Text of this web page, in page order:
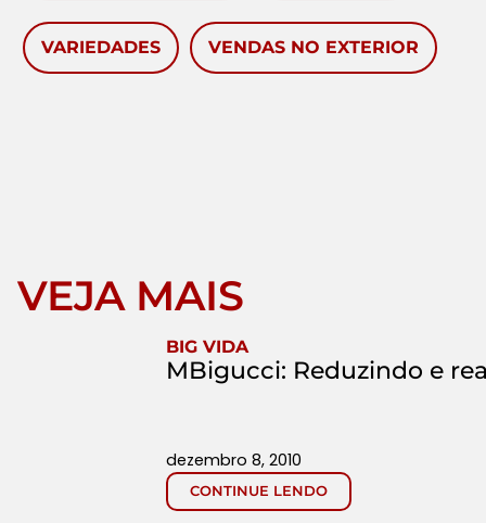
VARIEDADES VENDAS NO EXTERIOR
VEJA MAIS
BIG VIDA
MBigucci: Reduzindo e
CONTINUE LENDO
dezembro 8, 2010